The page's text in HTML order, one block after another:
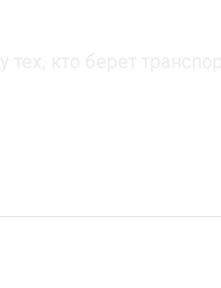
с дорогой.
продажей
авто.